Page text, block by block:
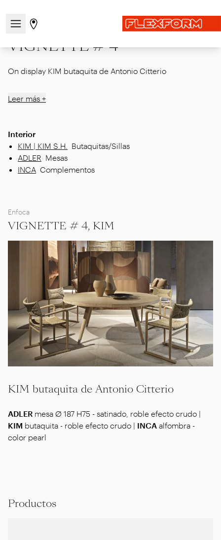
Abre/cierra el menú de navegación
Ir a la página de tiendas
MDW25 | VIGNETTE # 4
VIGNETTE # 4
On display KIM butaquita de Antonio Citterio
Leer más +
Interior
KIM | KIM S.H.
Butaquitas/Sillas
ADLER Mesas
INCA Complementos
Enfoca
VIGNETTE # 4, KIM
KIM butaquita de Antonio Citterio
ADLER mesa Ø 187 H75 - satinado, roble efecto crudo |
KIM butaquita - roble efecto crudo | INCA alfombra -
color pearl
Productos